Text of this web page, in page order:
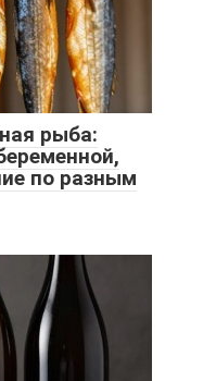
рыба:
по разным